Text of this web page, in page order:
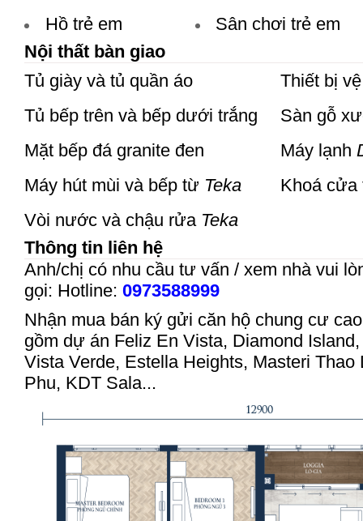
Hồ trẻ em
Sân chơi trẻ em
Nội thất bàn giao
Tủ giày và tủ quần áo
Tủ bếp trên và bếp dưới trắng
Mặt bếp đá granite đen
Máy hút mùi và bếp từ Teka
Vòi nước và chậu rửa Teka
Thiết bị
Sàn gỗ
Máy lạnh
Khoá
Thông tin liên hệ
Anh/chị có nhu cầu tư vấn / xem nhà vui
gọi: Hotline: 0973588999
Nhận mua bán ký gửi căn hộ chung cư
gồm dự án Feliz En Vista, Diamond
Vista Verde, Estella Heights, Masteri Thao
Phu, KDT Sala...